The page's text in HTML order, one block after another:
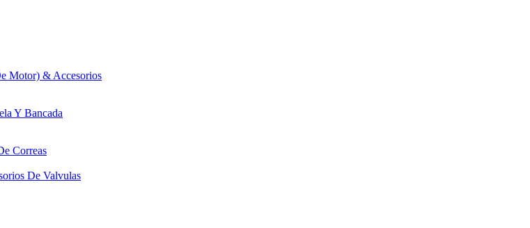
Motor) & Accesorios
Y Bancada
Correas
De Valvulas